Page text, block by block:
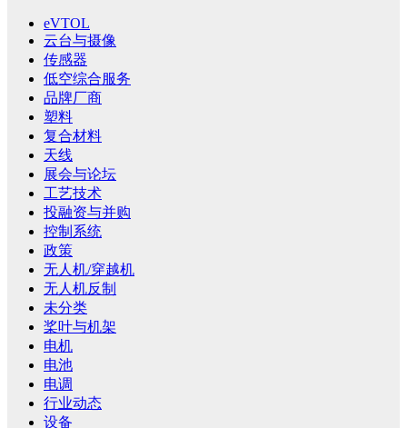
eVTOL
云台与摄像
传感器
低空综合服务
品牌厂商
塑料
复合材料
天线
展会与论坛
工艺技术
投融资与并购
控制系统
政策
无人机/穿越机
无人机反制
未分类
桨叶与机架
电机
电池
电调
行业动态
设备